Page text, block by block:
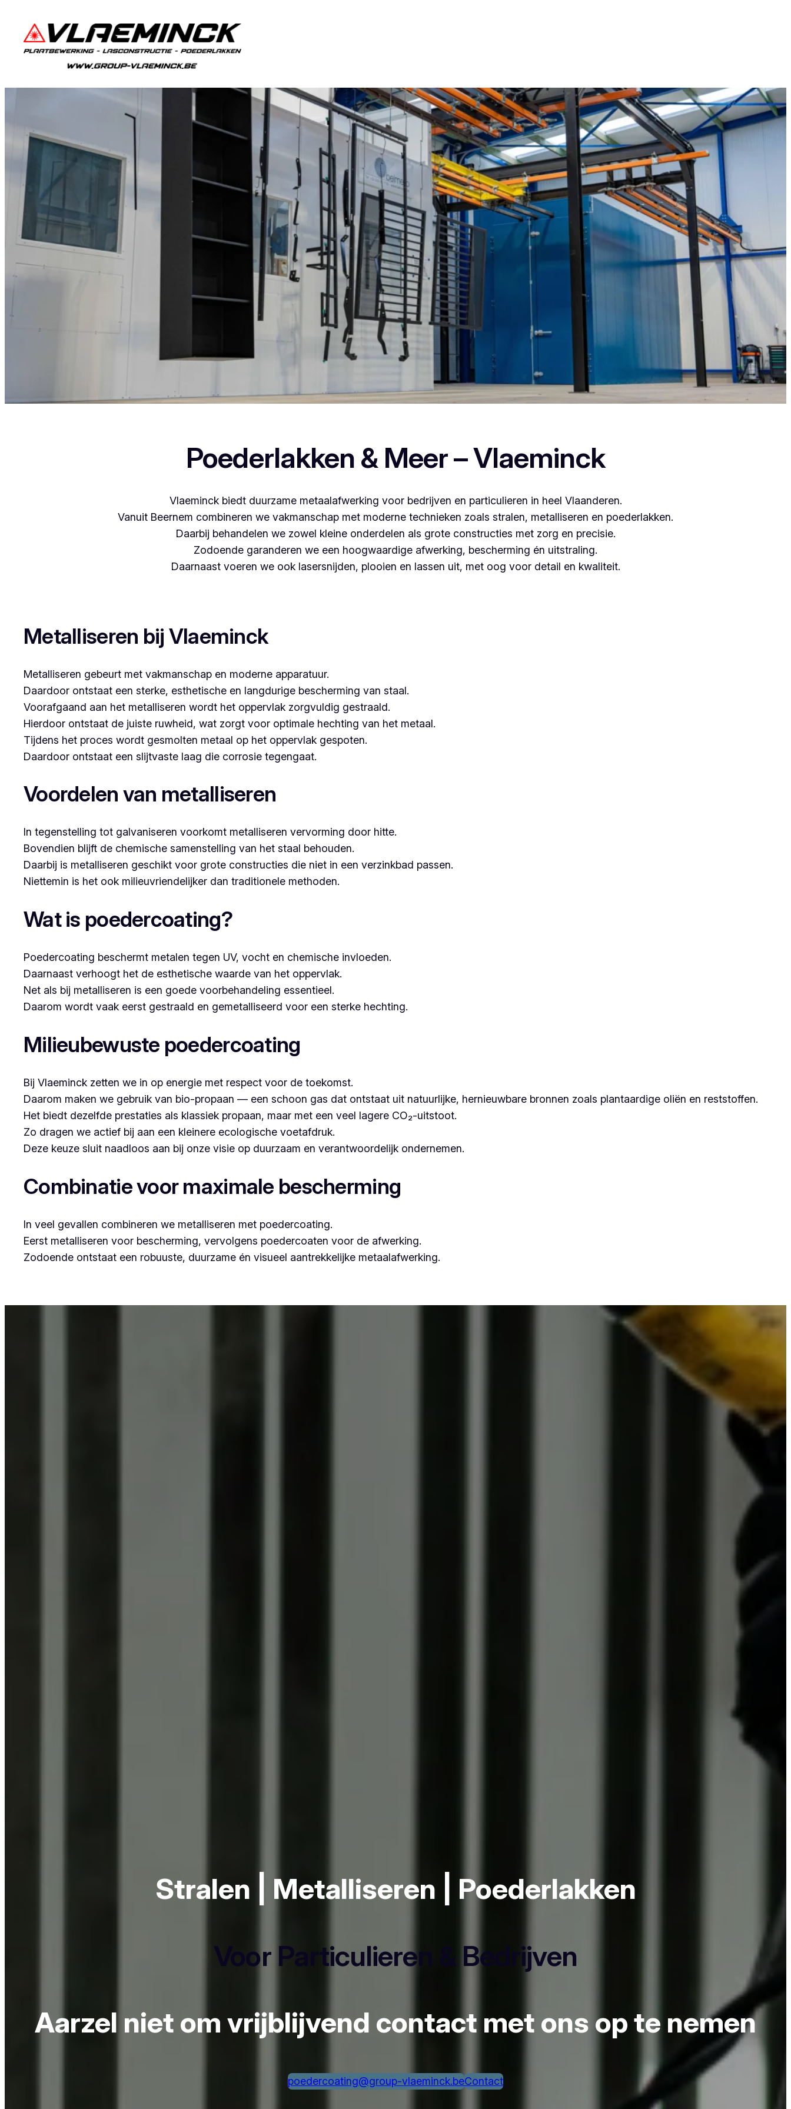
Poederlakken & Meer – Vlaeminck
Vlaeminck biedt duurzame metaalafwerking voor bedrijven en particulieren in heel Vlaanderen.
Vanuit Beernem combineren we vakmanschap met moderne technieken zoals stralen, metalliseren en poederlakken.
Daarbij behandelen we zowel kleine onderdelen als grote constructies met zorg en precisie.
Zodoende garanderen we een hoogwaardige afwerking, bescherming én uitstraling.
Daarnaast voeren we ook lasersnijden, plooien en lassen uit, met oog voor detail en kwaliteit.
Metalliseren bij Vlaeminck
Metalliseren gebeurt met vakmanschap en moderne apparatuur.
Daardoor ontstaat een sterke, esthetische en langdurige bescherming van staal.
Voorafgaand aan het metalliseren wordt het oppervlak zorgvuldig gestraald.
Hierdoor ontstaat de juiste ruwheid, wat zorgt voor optimale hechting van het metaal.
Tijdens het proces wordt gesmolten metaal op het oppervlak gespoten.
Daardoor ontstaat een slijtvaste laag die corrosie tegengaat.
Voordelen van metalliseren
In tegenstelling tot galvaniseren voorkomt metalliseren vervorming door hitte.
Bovendien blijft de chemische samenstelling van het staal behouden.
Daarbij is metalliseren geschikt voor grote constructies die niet in een verzinkbad passen.
Niettemin is het ook milieuvriendelijker dan traditionele methoden.
Wat is poedercoating?
Poedercoating beschermt metalen tegen UV, vocht en chemische invloeden.
Daarnaast verhoogt het de esthetische waarde van het oppervlak.
Net als bij metalliseren is een goede voorbehandeling essentieel.
Daarom wordt vaak eerst gestraald en gemetalliseerd voor een sterke hechting.
Milieubewuste poedercoating
Bij Vlaeminck zetten we in op energie met respect voor de toekomst.
Daarom maken we gebruik van bio-propaan — een schoon gas dat ontstaat uit natuurlijke, hernieuwbare bronnen zoals plantaardige oliën en reststoffen.
Het biedt dezelfde prestaties als klassiek propaan, maar met een veel lagere CO₂-uitstoot.
Zo dragen we actief bij aan een kleinere ecologische voetafdruk.
Deze keuze sluit naadloos aan bij onze visie op duurzaam en verantwoordelijk ondernemen.
Combinatie voor maximale bescherming
In veel gevallen combineren we metalliseren met poedercoating.
Eerst metalliseren voor bescherming, vervolgens poedercoaten voor de afwerking.
Zodoende ontstaat een robuuste, duurzame én visueel aantrekkelijke metaalafwerking.
Stralen | Metalliseren | Poederlakken
Voor Particulieren & Bedrijven
Aarzel niet om vrijblijvend contact met ons op te nemen
poedercoating@group-vlaeminck.beContact